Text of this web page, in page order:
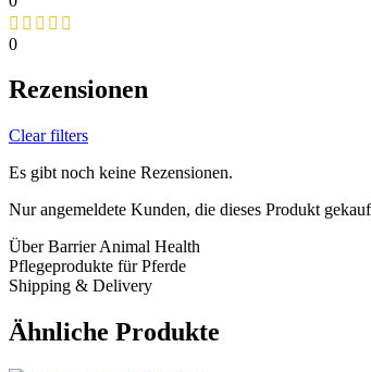
0
Rezensionen
Clear filters
Es gibt noch keine Rezensionen.
Nur angemeldete Kunden, die dieses Produkt
Über Barrier Animal Health
Pflegeprodukte für Pferde
Shipping & Delivery
Ähnliche Produkte